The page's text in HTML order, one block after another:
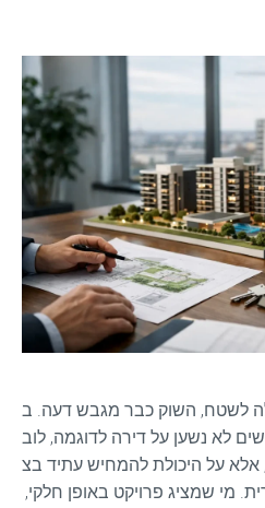
לשטח, השוק כבר מגבש דעה. ב
לא נשען על דירה לדוגמה, לוב
אלא על היכולת להמחיש עתיד בצ